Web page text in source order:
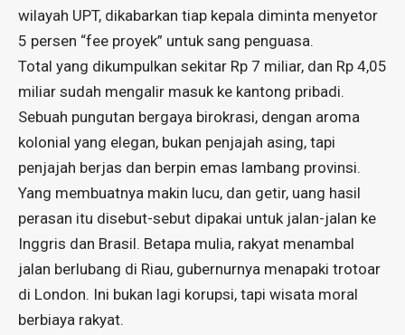
wilayah UPT, dikabarkan tiap kepala diminta menyetor
5 persen “fee proyek” untuk sang penguasa.
Total yang dikumpulkan sekitar Rp 7 miliar, dan Rp 4,05
miliar sudah mengalir masuk ke kantong pribadi.
Sebuah pungutan bergaya birokrasi, dengan aroma
kolonial yang elegan, bukan penjajah asing, tapi
penjajah berjas dan berpin emas lambang provinsi.
Yang membuatnya makin lucu, dan getir, uang hasil
perasan itu disebut-sebut dipakai untuk jalan-jalan ke
Inggris dan Brasil. Betapa mulia, rakyat menambal
jalan berlubang di Riau, gubernurnya menapaki trotoar
di London. Ini bukan lagi korupsi, tapi wisata moral
berbiaya rakyat.